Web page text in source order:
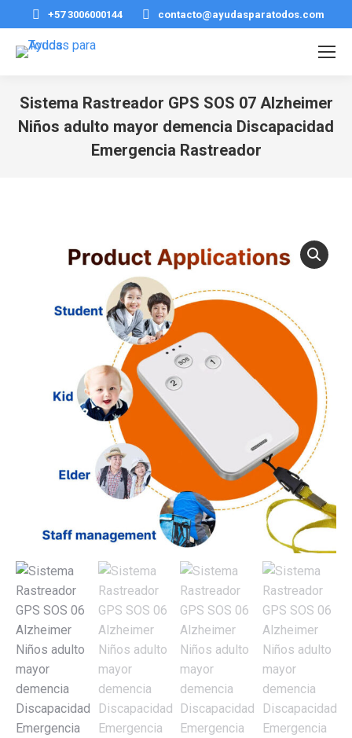
+57 3006000144 contacto@ayudasparatodos.com
Sistema Rastreador GPS SOS 07 Alzheimer
Niños adulto mayor demencia Discapacidad
Emergencia Rastreador